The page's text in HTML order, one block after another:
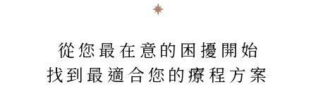
從您最在意的困擾開始
找到最適合您的療程方案